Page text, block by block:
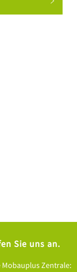
Sie uns an.
Mobauplus Zentrale: